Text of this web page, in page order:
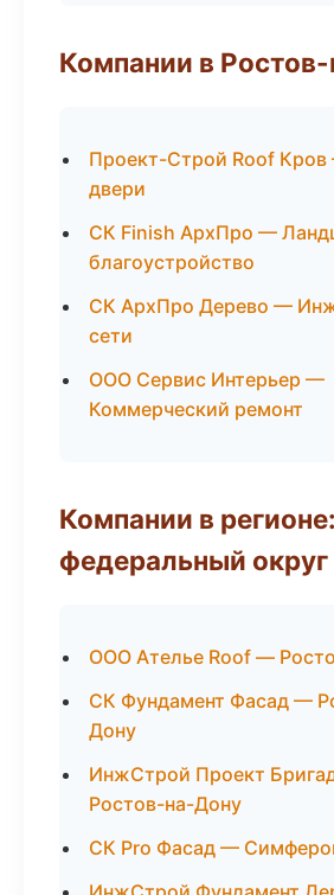
Компании в
Проект-Строй Roof
двери
СК Finish АрхПро —
благоустройство
СК АрхПро Дерево —
сети
ООО Сервис Интерьер —
Коммерческий ремонт
Компании в
федеральный округ
ООО Ателье Roof —
СК Фундамент Фасад —
Дону
ИнжСтрой Проект
Ростов-на-Дону
СК Pro Фасад —